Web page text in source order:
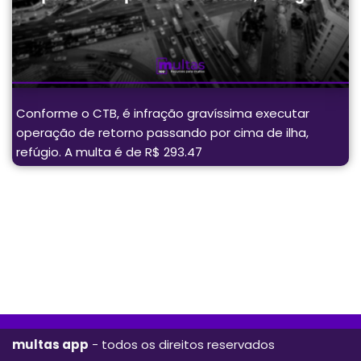
Conforme o CTB, é infração gravíssima executar
operação de retorno passando por cima de ilha,
refúgio. A multa é de R$ 293.47
multas app - todos os direitos reservados